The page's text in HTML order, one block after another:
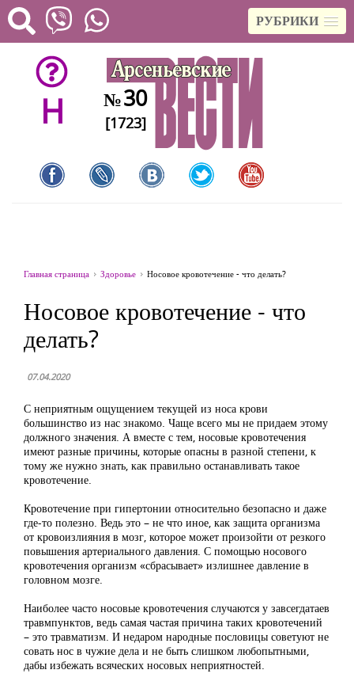
РУБРИКИ
H №30
[1723]
Главная страница Здоровье Носовое кровотечение - что делать?
Носовое кровотечение - что
делать?
07.04.2020
С неприятным ощущением текущей из носа крови
большинство из нас знакомо. Чаще всего мы не придаем этому
должного значения. А вместе с тем, носовые кровотечения
имеют разные причины, которые опасны в разной степени, к
тому же нужно знать, как правильно останавливать такое
кровотечение.
Кровотечение при гипертонии относительно безопасно и даже
где-то полезно. Ведь это – не что иное, как защита организма
от кровоизлияния в мозг, которое может произойти от резкого
повышения артериального давления. С помощью носового
кровотечения организм «сбрасывает» излишнее давление в
головном мозге.
Наиболее часто носовые кровотечения случаются у завсегдатаев
травмпунктов, ведь самая частая причина таких кровотечений
– это травматизм. И недаром народные пословицы советуют не
совать нос в чужие дела и не быть слишком любопытными,
дабы избежать всяческих носовых неприятностей.